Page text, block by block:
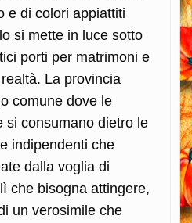
e di colori appiattiti
si mette in luce sotto
porti per matrimoni e
La provincia
comune dove le
si consumano dietro le
indipendenti che
dalla voglia di
che bisogna attingere,
un verosimile che